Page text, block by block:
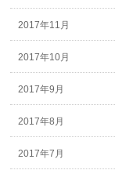
2017年11月
2017年10月
2017年9月
2017年8月
2017年7月